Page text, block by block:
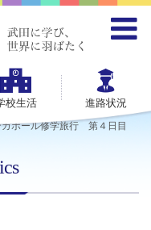
校生活 進路状況
ガポール修学旅行 第４日目